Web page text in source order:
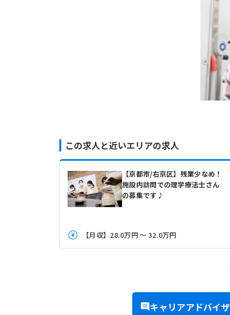
この求人と近いエリアの求人
【京都市/右京区】残業少なめ！
施設内訪問での理学療法士さん
の募集です♪
【月収】28.0万円 ～ 32.0万円
キャリアアドバイ